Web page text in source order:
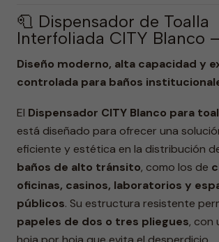
🧻 Dispensador de Toalla
Interfoliada CITY Blanco
Diseño moderno, alta capacidad y
controlada para baños
El Dispensador CITY Blanco para
está diseñado para ofrecer una
eficiente y estética en la distribución
baños de alto tránsito, como los de
oficinas, casinos, laboratorios y
públicos. Su estructura resistente
papeles de dos o tres pliegues, con